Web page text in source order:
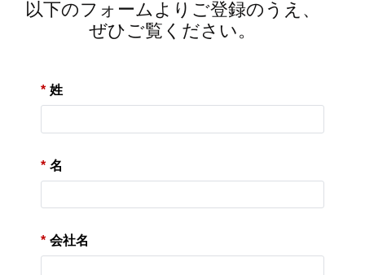
以下のフォームよりご登録のうえ、
ぜひご覧ください。
* 姓
* 名
* 会社名